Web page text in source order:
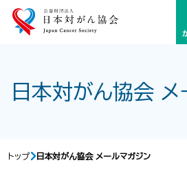
日本対がん協会 メ
トップ 日本対がん協会 メールマガジン